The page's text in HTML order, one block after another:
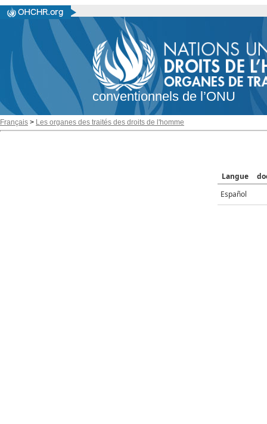
conventionnels de l’ONU
Français > Les organes des traités des droits de l'homme
Langue
Español